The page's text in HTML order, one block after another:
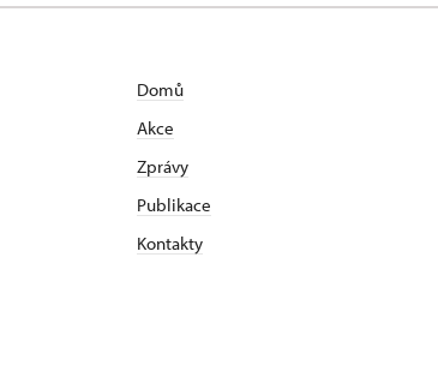
Domů
Akce
Zprávy
Publikace
Kontakty